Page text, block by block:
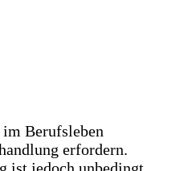
Berufsleben
erfordern.